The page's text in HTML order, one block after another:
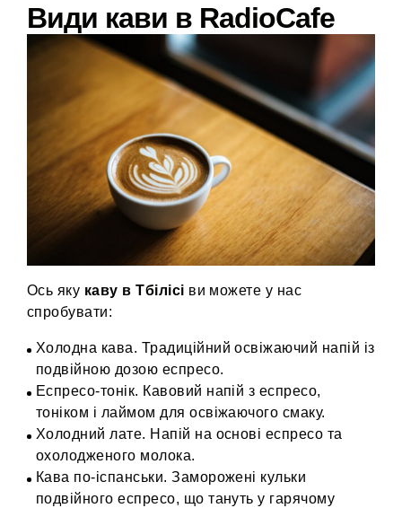
Види кави в RadioCafe
Ось яку каву в Тбілісі ви можете у нас
спробувати:
Холодна кава. Традиційний освіжаючий напій із
подвійною дозою еспресо.
Еспресо-тонік. Кавовий напій з еспресо,
тоніком і лаймом для освіжаючого смаку.
Холодний лате. Напій на основі еспресо та
охолодженого молока.
Кава по-іспанськи. Заморожені кульки
подвійного еспресо, що тануть у гарячому